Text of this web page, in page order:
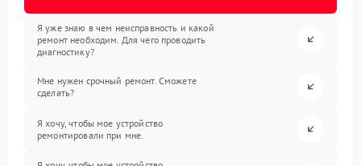
Я уже знаю в чем неисправность и какой
ремонт необходим. Для чего проводить
диагностику?
Мне нужен срочный ремонт. Сможете
сделать?
Я хочу, чтобы мое устройство
ремонтировали при мне.